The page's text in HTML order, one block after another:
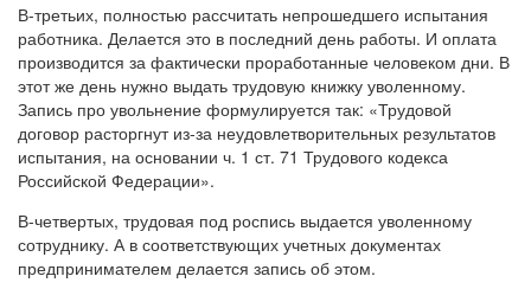
В-третьих, полностью рассчитать непрошедшего испытания
работника. Делается это в последний день работы. И оплата
производится за фактически проработанные человеком дни. В
этот же день нужно выдать трудовую книжку уволенному.
Запись про увольнение формулируется так: «Трудовой
договор расторгнут из-за неудовлетворительных результатов
испытания, на основании ч. 1 ст. 71 Трудового кодекса
Российской Федерации».
В-четвертых, трудовая под роспись выдается уволенному
сотруднику. А в соответствующих учетных документах
предпринимателем делается запись об этом.